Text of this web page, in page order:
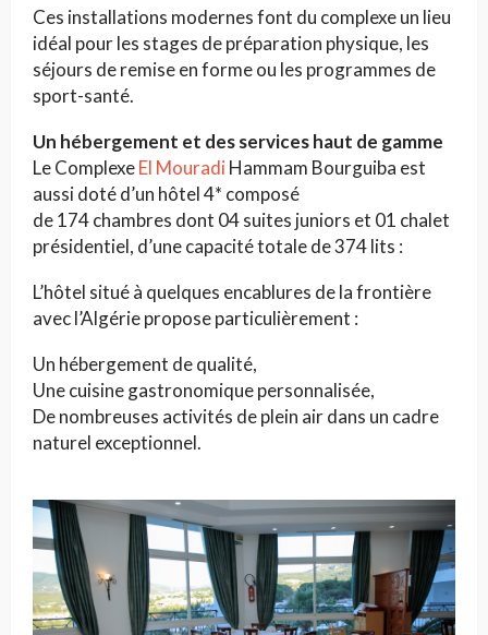
Ces installations modernes font du complexe un lieu
idéal pour les stages de préparation physique, les
séjours de remise en forme ou les programmes de
sport-santé.
Un hébergement et des services haut de gamme
Le ComplexeEl MouradiHammam Bourguiba est
aussi doté d’un hôtel 4* composé
de 174 chambres dont 04 suites juniors et 01 chalet
présidentiel, d’une capacité totale de 374 lits :
L’hôtel situé à quelques encablures de la frontière
avec l’Algérie propose particulièrement :
Un hébergement de qualité,
Une cuisine gastronomique personnalisée,
De nombreuses activités de plein air dans un cadre
naturel exceptionnel.